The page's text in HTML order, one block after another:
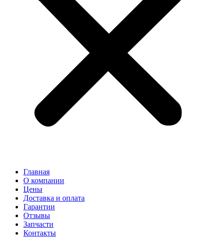
Главная
О компании
Цены
Доставка и оплата
Гарантии
Отзывы
Запчасти
Контакты